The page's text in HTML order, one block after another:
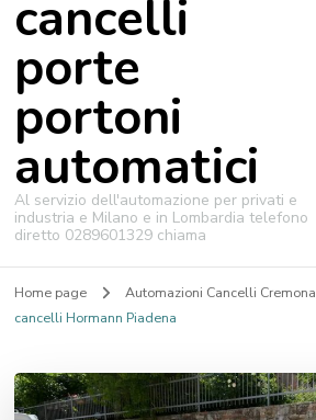
cancelli
porte
portoni
automatici
Al servizio dell'automazione per privati e
industria e Milano e in Lombardia telefono
diretto 0289601329 chiama
Home page Automazioni Cancelli Cremona
cancelli Hormann Piadena